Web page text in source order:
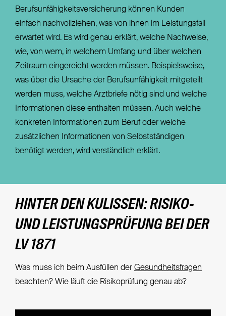
Berufsunfähigkeitsversicherung können Kunden
einfach nachvollziehen, was von ihnen im Leistungsfall
erwartet wird. Es wird genau erklärt, welche Nachweise,
wie, von wem, in welchem Umfang und über welchen
Zeitraum eingereicht werden müssen. Beispielsweise,
was über die Ursache der Berufsunfähigkeit mitgeteilt
werden muss, welche Arztbriefe nötig sind und welche
Informationen diese enthalten müssen. Auch welche
konkreten Informationen zum Beruf oder welche
zusätzlichen Informationen von Selbstständigen
benötigt werden, wird verständlich erklärt.
HINTER DEN KULISSEN: RISIKO-
UND LEISTUNGSPRÜFUNG BEI DER
LV 1871
Was muss ich beim Ausfüllen der Gesundheitsfragen
beachten? Wie läuft die Risikoprüfung genau ab?